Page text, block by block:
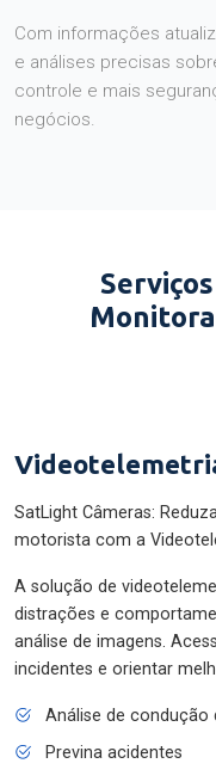
Com informações
e análises precisas
controle e mais
negócios.
SatLight Câmeras:
motorista com a
A solução de
distrações e
análise de imagens.
incidentes e orientar
Análise de
Previna acidentes